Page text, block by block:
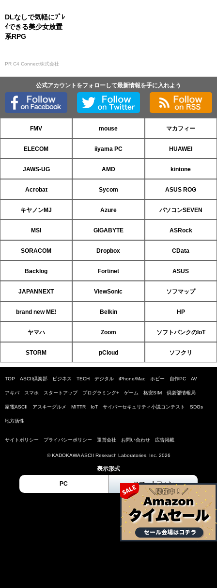
DLなしで気軽にﾌﾟﾚ
ｲできる美少女放置
系RPG
PR C4 Connect株式会社
公式アカウントをフォローして最新情報を手に入れよう
FMV mouse マカフィー
ELECOM iiyama PC HUAWEI
JAWS-UG AMD kintone
Acrobat Sycom ASUS ROG
キヤノンMJ Azure パソコンSEVEN
MSI GIGABYTE ASRock
SORACOM Dropbox CData
Backlog Fortinet ASUS
JAPANNEXT ViewSonic ソフマップ
brand new ME! Belkin HP
ヤマハ Zoom ソフトバンクのIoT
STORM pCloud ソフクリ
TOP ASCII倶楽部 ビジネス TECH デジタル iPhone/Mac ホビー 自作PC AV
アキバ スマホ スタートアップ プログラミング+ ゲーム 格安SIM 倶楽部情報局
家電ASCII アスキーグルメ MITTR IoT サイバーセキュリティ小説コンテスト SDGs
地方活性
サイトポリシー プライバシーポリシー 運営会社 お問い合わせ 広告掲載
© KADOKAWA ASCII Research Laboratories, Inc. 2026
表示形式
PC スマートフォン